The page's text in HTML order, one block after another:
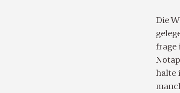
Die
frage
halte